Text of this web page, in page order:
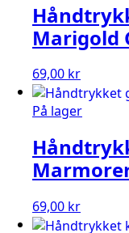
Marigold
69,00 kr
På lager
69,00 kr